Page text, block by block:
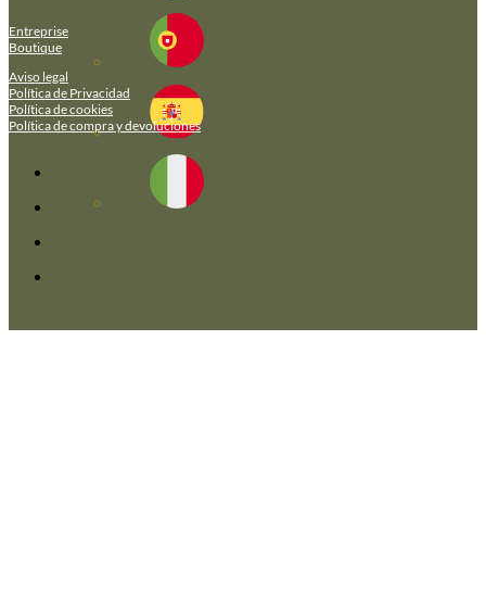
Entreprise
Boutique
Aviso legal
Política de Privacidad
Política de cookies
Política de compra y devoluciones